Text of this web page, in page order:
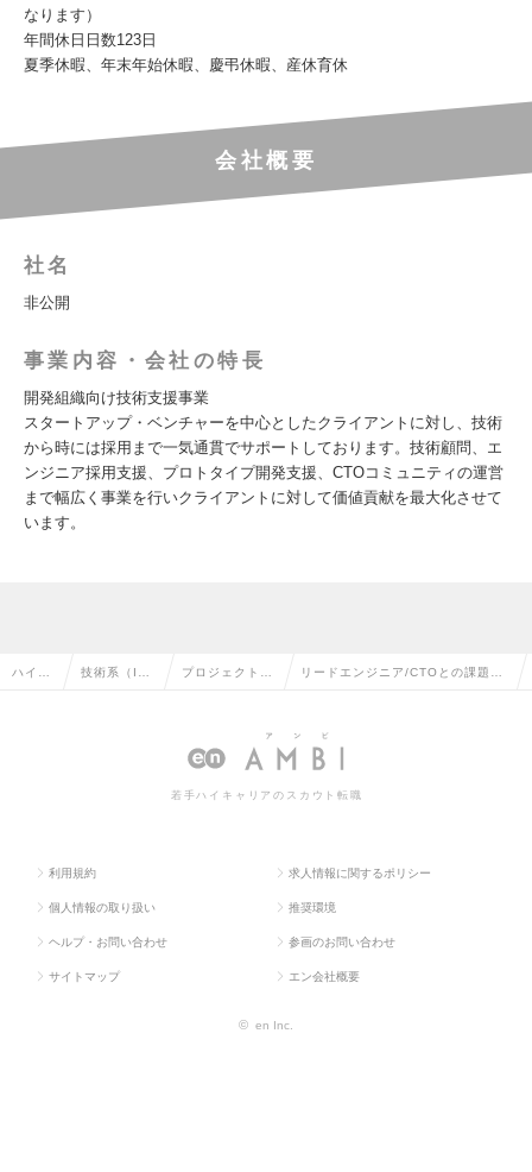
なります）
年間休日日数123日
夏季休暇、年末年始休暇、慶弔休暇、産休育休
会社概要
社名
非公開
事業内容・会社の特長
開発組織向け技術支援事業
スタートアップ・ベンチャーを中心としたクライアントに対し、技術
から時には採用まで一気通貫でサポートしております。技術顧問、エ
ンジニア採用支援、プロトタイプ開発支援、CTOコミュニティの運営
まで幅広く事業を行いクライアントに対して価値貢献を最大化させて
います。
ハイク 技術系（I プロジェクトマ
用系）の転職
リードエンジニア/CTOとの課題解
てキャリアアップの求人情報
若手ハイキャリアのスカウト転職
利用規約 求人情報に関するポリシー
個人情報の取り扱い 推奨環境
ヘルプ・お問い合わせ 参画のお問い合わせ
サイトマップ エン会社概要
© en Inc.